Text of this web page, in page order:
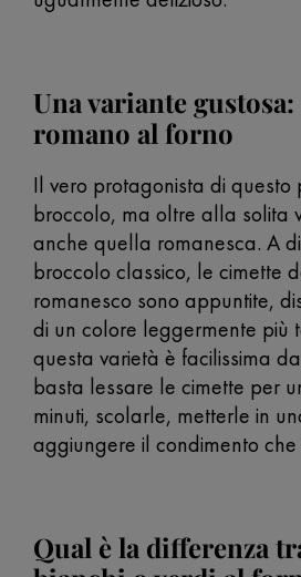
Una variante
romano al forno
Il vero protagonista di questo
broccolo, ma oltre alla solita
anche quella romanesca. A
broccolo classico, le cimette
romanesco sono appuntite,
di un colore leggermente più
questa varietà è facilissima
basta lessare le cimette per
minuti, scolarle, metterle in
aggiungere il condimento che
Qual è la differenza